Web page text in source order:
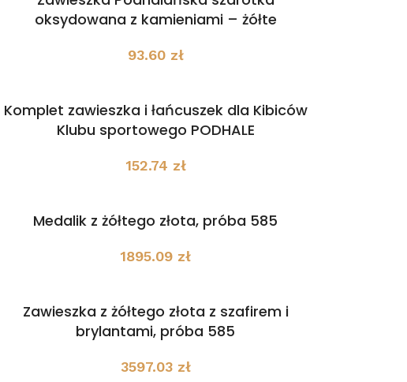
oksydowana z kamieniami – żółte
93.60 zł
Komplet zawieszka i łańcuszek dla Kibiców
Klubu sportowego PODHALE
152.74 zł
Medalik z żółtego złota, próba 585
1895.09 zł
Zawieszka z żółtego złota z szafirem i
brylantami, próba 585
3597.03 zł